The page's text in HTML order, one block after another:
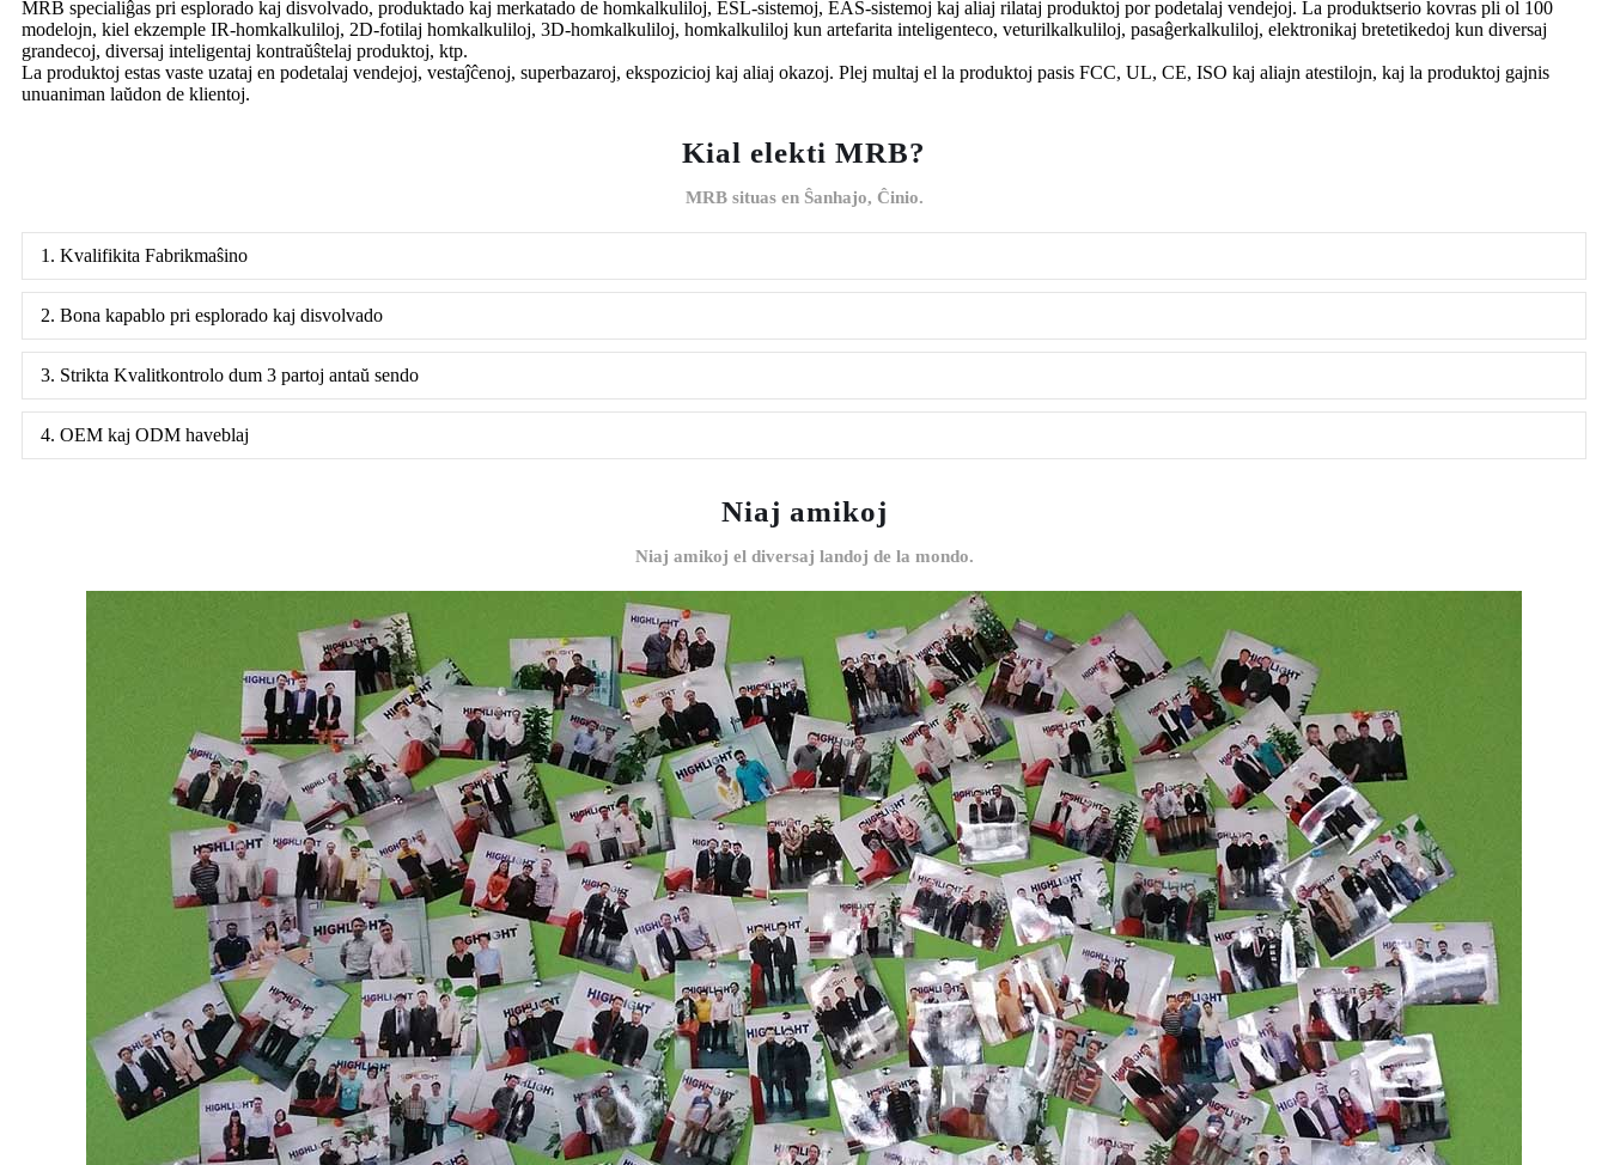
MRB specialiĝas pri esplorado kaj disvolvado, produktado kaj merkatado de homkalkuliloj, ESL-sistemoj, EAS-sistemoj kaj aliaj rilataj produktoj por podetalaj vendejoj. La produktserio kovras pli ol 100
modelojn, kiel ekzemple IR-homkalkuliloj, 2D-fotilaj homkalkuliloj, 3D-homkalkuliloj, homkalkuliloj kun artefarita inteligenteco, veturilkalkuliloj, pasaĝerkalkuliloj, elektronikaj bretetikedoj kun diversaj
grandecoj, diversaj inteligentaj kontraŭŝtelaj produktoj, ktp.
La produktoj estas vaste uzataj en podetalaj vendejoj, vestaĵĉenoj, superbazaroj, ekspozicioj kaj aliaj okazoj. Plej multaj el la produktoj pasis FCC, UL, CE, ISO kaj aliajn atestilojn, kaj la produktoj gajnis
unuaniman laŭdon de klientoj.
Kial elekti MRB?
MRB situas en Ŝanhajo, Ĉinio.
1. Kvalifikita Fabrikmaŝino
2. Bona kapablo pri esplorado kaj disvolvado
3. Strikta Kvalitkontrolo dum 3 partoj antaŭ sendo
4. OEM kaj ODM haveblaj
Niaj amikoj
Niaj amikoj el diversaj landoj de la mondo.